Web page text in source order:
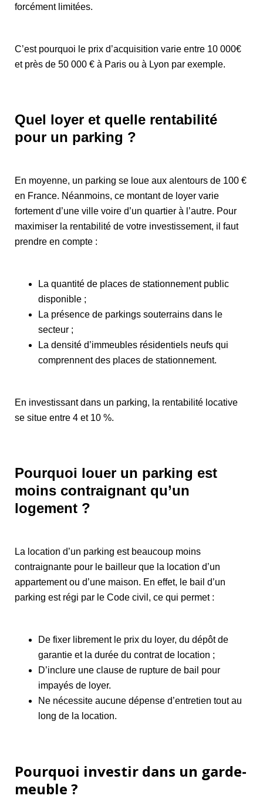
forcément limitées.
C’est pourquoi le prix d’acquisition varie entre 10 000€
et près de 50 000 € à Paris ou à Lyon par exemple.
Quel loyer et quelle rentabilité
pour un parking ?
En moyenne, un parking se loue aux alentours de 100 €
en France. Néanmoins, ce montant de loyer varie
fortement d’une ville voire d’un quartier à l’autre. Pour
maximiser la rentabilité de votre investissement, il faut
prendre en compte :
La quantité de places de stationnement public
disponible ;
La présence de parkings souterrains dans le
secteur ;
La densité d’immeubles résidentiels neufs qui
comprennent des places de stationnement.
En investissant dans un parking, la rentabilité locative
se situe entre 4 et 10 %.
Pourquoi louer un parking est
moins contraignant qu’un
logement ?
La location d’un parking est beaucoup moins
contraignante pour le bailleur que la location d’un
appartement ou d’une maison. En effet, le bail d’un
parking est régi par le Code civil, ce qui permet :
De fixer librement le prix du loyer, du dépôt de
garantie et la durée du contrat de location ;
D’inclure une clause de rupture de bail pour
impayés de loyer.
Ne nécessite aucune dépense d’entretien tout au
long de la location.
Pourquoi investir dans un garde-
meuble ?